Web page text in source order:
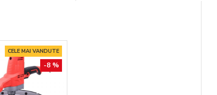
CELE MAI VANDUTE
-8 %